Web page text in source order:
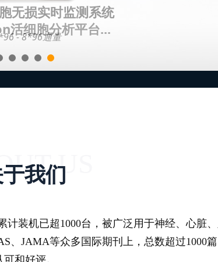
活细胞分析平台...
装机已超1000台，被广泛用于神经、心脏
、JAMA等众多国际期刊上，总数超过1000
可和好评。
US
我们